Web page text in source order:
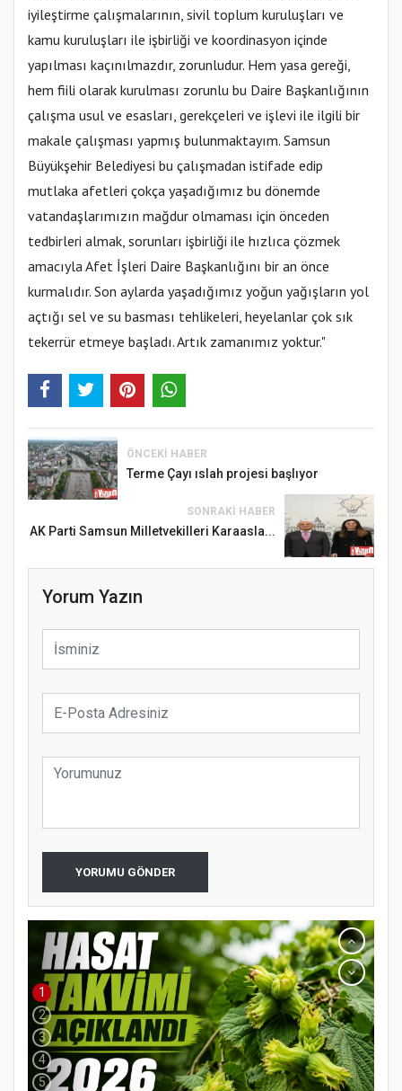
iyileştirme çalışmalarının, sivil toplum kuruluşları ve
kamu kuruluşları ile işbirliği ve koordinasyon içinde
yapılması kaçınılmazdır, zorunludur. Hem yasa gereği,
hem fiili olarak kurulması zorunlu bu Daire Başkanlığının
çalışma usul ve esasları, gerekçeleri ve işlevi ile ilgili bir
makale çalışması yapmış bulunmaktayım. Samsun
Büyükşehir Belediyesi bu çalışmadan istifade edip
mutlaka afetleri çokça yaşadığımız bu dönemde
vatandaşlarımızın mağdur olmaması için önceden
tedbirleri almak, sorunları işbirliği ile hızlıca çözmek
amacıyla Afet İşleri Daire Başkanlığını bir an önce
kurmalıdır. Son aylarda yaşadığımız yoğun yağışların yol
açtığı sel ve su basması tehlikeleri, heyelanlar çok sık
tekerrür etmeye başladı. Artık zamanımız yoktur."
ÖNCEKI HABER
Terme Çayı ıslah projesi başlıyor
SONRAKI HABER
AK Parti Samsun Milletvekilleri Karaasla...
Yorum Yazın
YORUMU GÖNDER
1
2
3
4
5